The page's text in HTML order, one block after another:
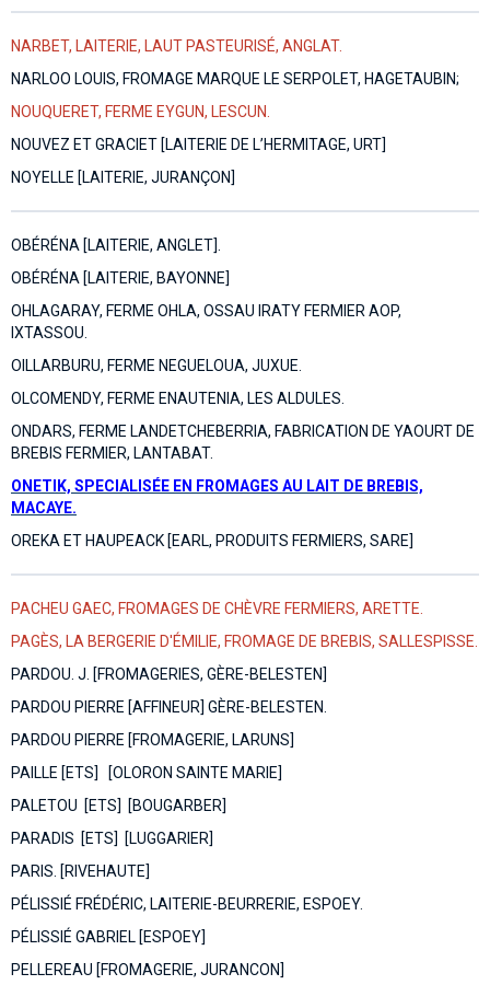
NARBET, LAITERIE, LAUT PASTEURISÉ, ANGLAT.
NARLOO LOUIS, FROMAGE MARQUE LE SERPOLET, HAGETAUBIN;
NOUQUERET, FERME EYGUN, LESCUN.
NOUVEZ ET GRACIET [LAITERIE DE L’HERMITAGE, URT]
NOYELLE [LAITERIE, JURANÇON]
OBÉRÉNA [LAITERIE, ANGLET].
OBÉRÉNA [LAITERIE, BAYONNE]
OHLAGARAY, FERME OHLA, OSSAU IRATY FERMIER AOP,
IXTASSOU.
OILLARBURU, FERME NEGUELOUA, JUXUE.
OLCOMENDY, FERME ENAUTENIA, LES ALDULES.
ONDARS, FERME LANDETCHEBERRIA, FABRICATION DE YAOURT DE
BREBIS FERMIER, LANTABAT.
ONETIK, SPECIALISÉE EN FROMAGES AU LAIT DE BREBIS,
MACAYE.
OREKA ET HAUPEACK [EARL, PRODUITS FERMIERS, SARE]
PACHEU GAEC, FROMAGES DE CHÈVRE FERMIERS, ARETTE.
PAGÈS, LA BERGERIE D'ÉMILIE, FROMAGE DE BREBIS, SALLESPISSE.
PARDOU. J. [FROMAGERIES, GÈRE-BELESTEN]
PARDOU PIERRE [AFFINEUR] GÈRE-BELESTEN.
PARDOU PIERRE [FROMAGERIE, LARUNS]
PAILLE [ETS] [OLORON SAINTE MARIE]
PALETOU [ETS] [BOUGARBER]
PARADIS [ETS] [LUGGARIER]
PARIS. [RIVEHAUTE]
PÉLISSIÉ FRÉDÉRIC, LAITERIE-BEURRERIE, ESPOEY.
PÉLISSIÉ GABRIEL [ESPOEY]
PELLEREAU [FROMAGERIE, JURANCON]